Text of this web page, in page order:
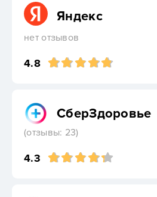
Яндекс
нет отзывов
4.8
СберЗдоровье
(отзывы: 23)
4.3